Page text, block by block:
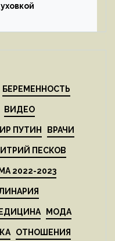
БЕРЕМЕННОСТЬ
ВИДЕО
ПУТИН ВРАЧИ
ПЕСКОВ
2022-2023
МОДА
ОТНОШЕНИЯ